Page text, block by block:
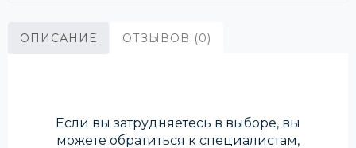
ОПИСАНИЕ ОТЗЫВОВ (0)
Если вы затрудняетесь в выборе, вы
можете обратиться к специалистам,